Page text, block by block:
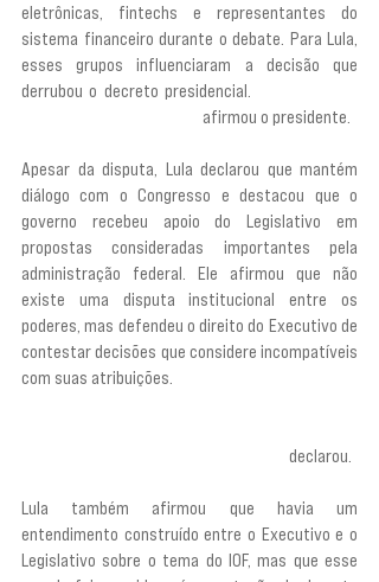
eletrônicas, fintechs e representantes do
sistema financeiro durante o debate. Para Lula,
esses grupos influenciaram a decisão que
derrubou o decreto presidencial.
afirmou o presidente.
Apesar da disputa, Lula declarou que mantém
diálogo com o Congresso e destacou que o
governo recebeu apoio do Legislativo em
propostas consideradas importantes pela
administração federal. Ele afirmou que não
existe uma disputa institucional entre os
poderes, mas defendeu o direito do Executivo de
contestar decisões que considere incompatíveis
com suas atribuições.
declarou.
Lula também afirmou que havia um
entendimento construído entre o Executivo e o
Legislativo sobre o tema do IOF, mas que esse